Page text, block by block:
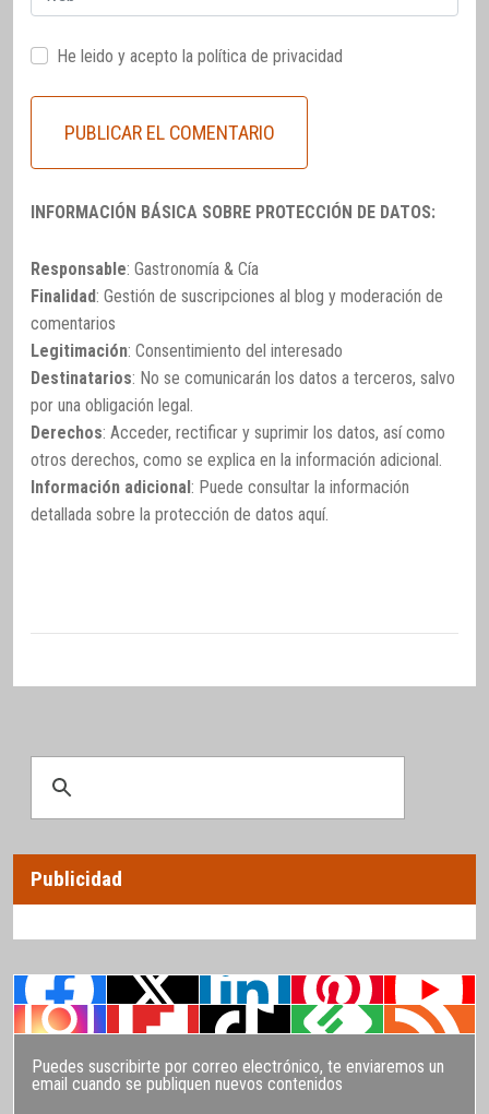
He leido y acepto la política de privacidad
INFORMACIÓN BÁSICA SOBRE PROTECCIÓN DE DATOS:
Responsable: Gastronomía & Cía
Finalidad: Gestión de suscripciones al blog y moderación de
comentarios
Legitimación: Consentimiento del interesado
Destinatarios: No se comunicarán los datos a terceros, salvo
por una obligación legal.
Derechos: Acceder, rectificar y suprimir los datos, así como
otros derechos, como se explica en la información adicional.
Información adicional : Puede consultar la información
detallada sobre la protección de datos aquí.
Publicidad
Puedes suscribirte por correo electrónico, te enviaremos un
email cuando se publiquen nuevos contenidos